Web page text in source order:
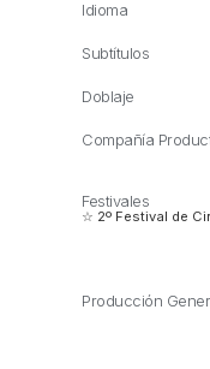
Idioma
Subtítulos
Doblaje
Compañía
Festivales
☆ 2º Festival de
Producción